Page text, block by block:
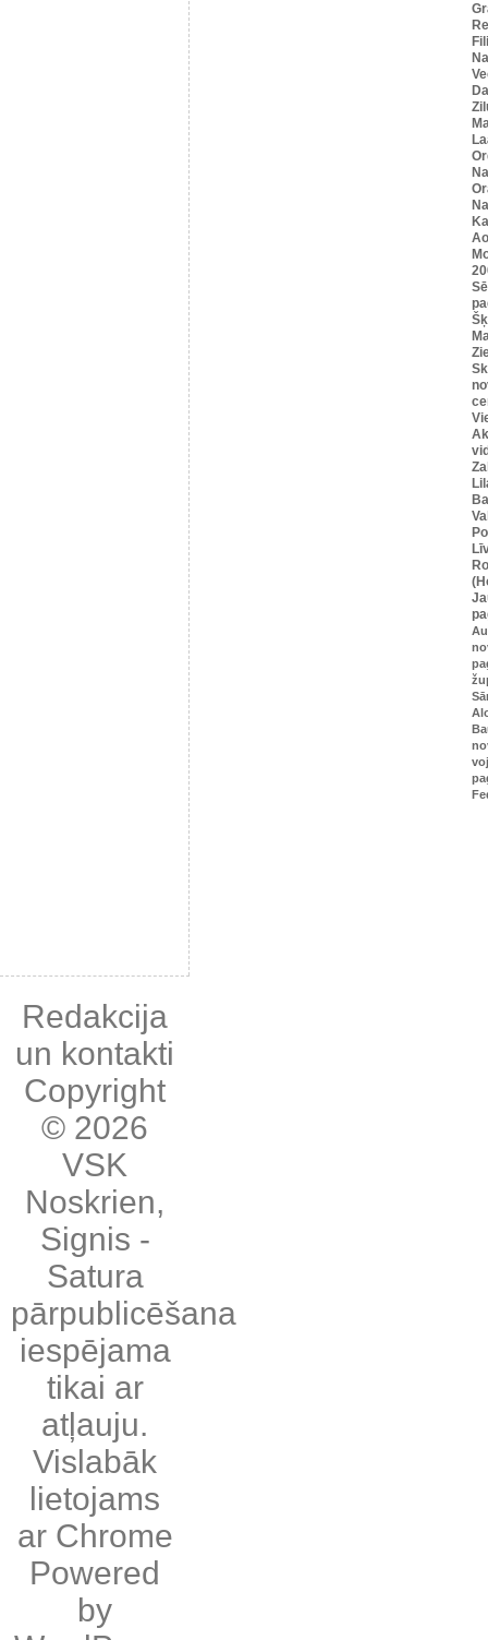
Redakcija
un kontakti
Copyright
© 2026
VSK
Noskrien,
Signis -
Satura
pārpublicēšana
iespējama
tikai ar
atļauju.
Vislabāk
lietojams
ar Chrome
Powered
by